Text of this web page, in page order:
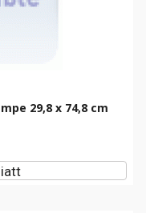
29,8 x 74,8 cm